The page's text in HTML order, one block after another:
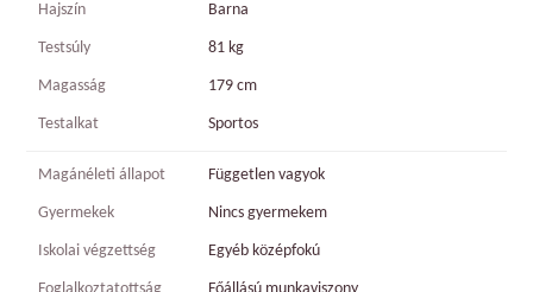
Hajszín Barna
Testsúly 81 kg
Magasság 179 cm
Testalkat Sportos
Magánéleti állapot Független vagyok
Gyermekek Nincs gyermekem
Iskolai végzettség Egyéb középfokú